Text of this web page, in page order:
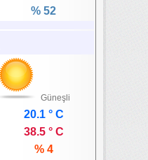
% 52
Güneşli
20.1 ° C
38.5 ° C
% 4